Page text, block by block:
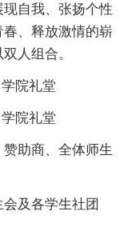
自我、张扬个性
、释放激情的崭
人组合。
院礼堂
院礼堂
赞助商、全体师生
会及各学生社团